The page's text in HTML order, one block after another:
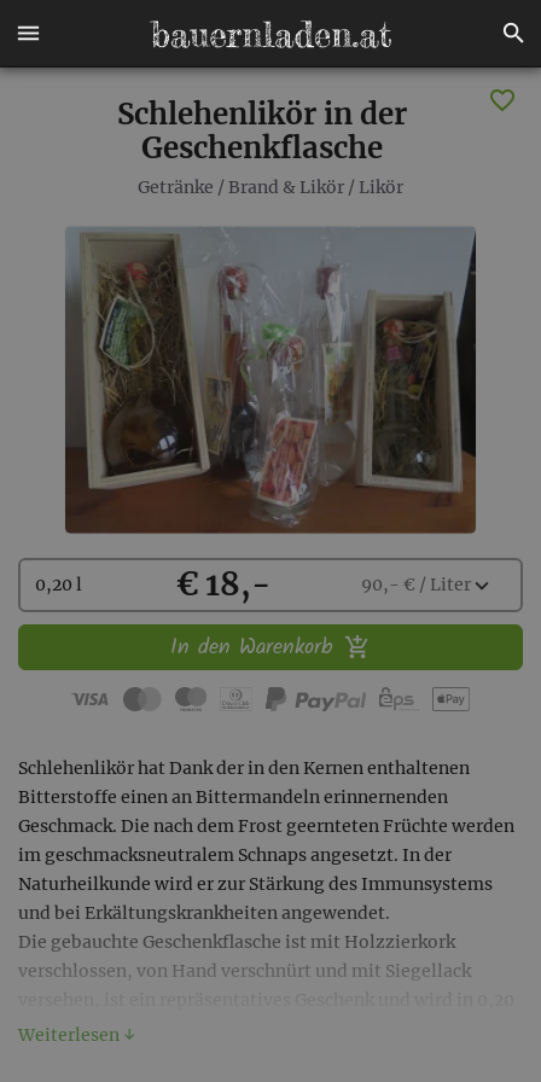
Schlehenlikör in der
Geschenkflasche
Getränke / Brand & Likör / Likör
Kaufen
Wählen
Sie
Menge
0,20 l € 18,- 90,- € / Literexpand_more
In den Warenkorb
Schlehenlikör hat Dank der in den Kernen enthaltenen
Bitterstoffe einen an Bittermandeln erinnernenden
Geschmack. Die nach dem Frost geernteten Früchte werden
im geschmacksneutralem Schnaps angesetzt. In der
Naturheilkunde wird er zur Stärkung des Immunsystems
und bei Erkältungskrankheiten angewendet.
Die gebauchte Geschenkflasche ist mit Holzzierkork
verschlossen, von Hand verschnürt und mit Siegellack
L. als auch in 0,50 L. hergestellt
Weiterlesen ↓